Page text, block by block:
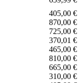
405,00 €
870,00 €
725,00 €
370,01 €
465,00 €
810,00 €
665,00 €
310,00 €